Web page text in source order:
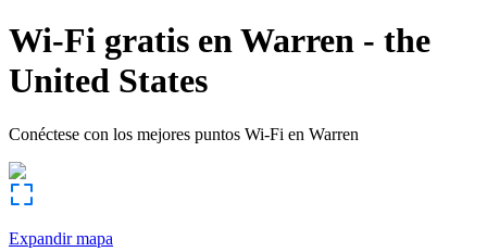
Wi-Fi gratis enWarren - the
United States
Conéctese con los mejores puntos Wi-Fi en Warren
Expandir mapa